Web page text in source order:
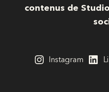
contenus de
Instagram